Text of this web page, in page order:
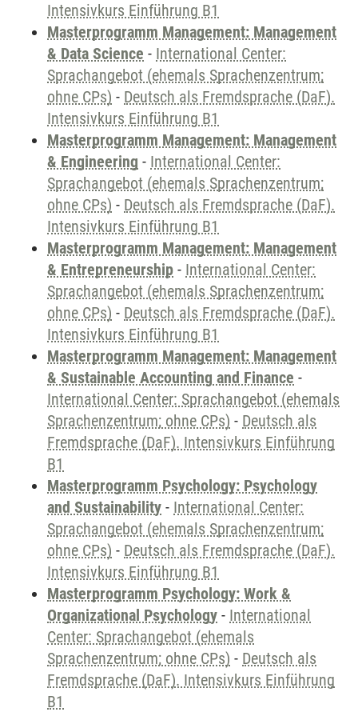
Intensivkurs Einführung B1
Masterprogramm Management: Management
& Data Science - International Center:
Sprachangebot (ehemals Sprachenzentrum;
ohne CPs) - Deutsch als Fremdsprache (DaF).
Intensivkurs Einführung B1
Masterprogramm Management: Management
& Engineering - International Center:
Sprachangebot (ehemals Sprachenzentrum;
ohne CPs) - Deutsch als Fremdsprache (DaF).
Intensivkurs Einführung B1
Masterprogramm Management: Management
& Entrepreneurship - International Center:
Sprachangebot (ehemals Sprachenzentrum;
ohne CPs) - Deutsch als Fremdsprache (DaF).
Intensivkurs Einführung B1
Masterprogramm Management: Management
& Sustainable Accounting and Finance -
International Center: Sprachangebot (ehemals
Sprachenzentrum; ohne CPs) - Deutsch als
Fremdsprache (DaF). Intensivkurs Einführung
B1
Masterprogramm Psychology: Psychology
and Sustainability - International Center:
Sprachangebot (ehemals Sprachenzentrum;
ohne CPs) - Deutsch als Fremdsprache (DaF).
Intensivkurs Einführung B1
Masterprogramm Psychology: Work &
Organizational Psychology - International
Center: Sprachangebot (ehemals
Sprachenzentrum; ohne CPs) - Deutsch als
Fremdsprache (DaF). Intensivkurs Einführung
B1